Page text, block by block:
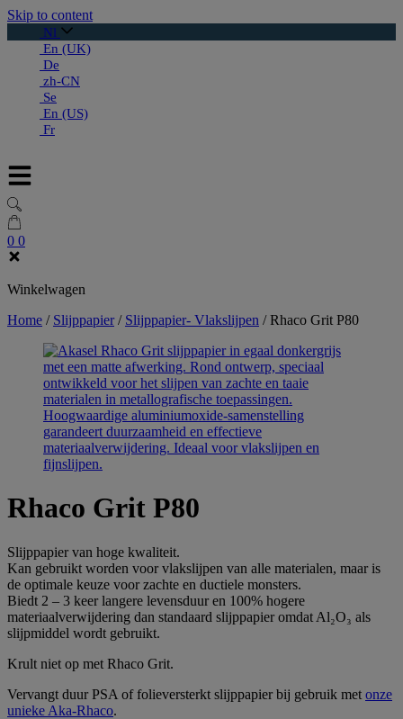
Skip to content
Nl
En (UK)
De
zh-CN
Se
En (US)
Fr
0 0
Winkelwagen
Home / Slijppapier / Slijppapier- Vlakslijpen /Rhaco Grit P80
Rhaco Grit P80
Slijppapier van hoge kwaliteit.
Kan gebruikt worden voor vlakslijpen van alle materialen, maar is
de optimale keuze voor zachte en ductiele monsters.
Biedt 2 – 3 keer langere levensduur en 100% hogere
materiaalverwijdering dan standaard slijppapier omdat Al₂O₃ als
slijpmiddel wordt gebruikt.
Krult niet op met Rhaco Grit.
Vervangt duur PSA of folieversterkt slijppapier bij gebruik met onze
unieke Aka-Rhaco.